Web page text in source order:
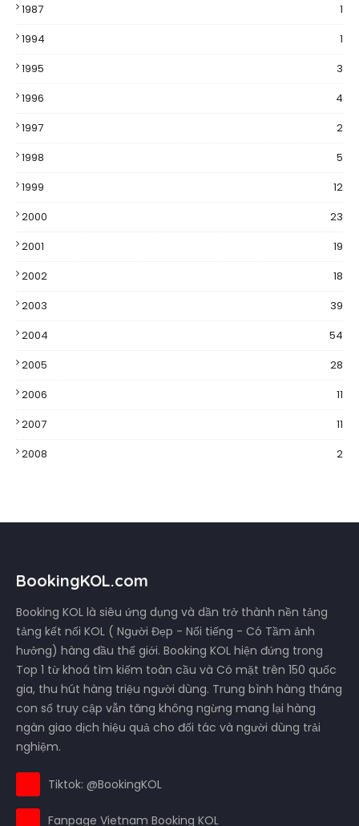
1987
1
1994
1
1995
3
1996
4
1997
2
1998
5
1999
12
2000
23
2001
19
2002
18
2003
39
2004
54
2005
28
2006
11
2007
11
2008
2
BookingKOL.com
Booking KOL là siêu ứng dụng và dần trở thành nền tảng
tảng kết nối KOL ( Người Đẹp - Nổi tiếng - Có Tầm ảnh
hưởng) hàng đầu thế giới. Booking KOL hiện đứng trong
Top 1 từ khoá tìm kiếm toàn cầu và Có mặt trên 150 quốc
gia, thu hút hàng triệu người dùng. Trung bình hàng tháng
con số truy cập vẫn tăng không ngừng mang lại hàng
ngàn giao dịch hiệu quả cho đối tác và người dùng trải
nghiệm.
Tiktok: @BookingKOL
Fanpage Vietnam Booking KOL